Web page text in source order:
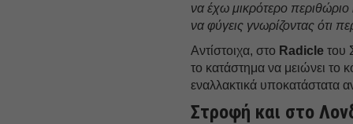
να έχω μικρότερο περιθώριο
να φύγεις γνωρίζοντας ότι
Αντίστοιχα, στο Radicle του
το κατάστημα να μειώνει το
εναλλακτικά υποκατάστατα
Στροφή και στο